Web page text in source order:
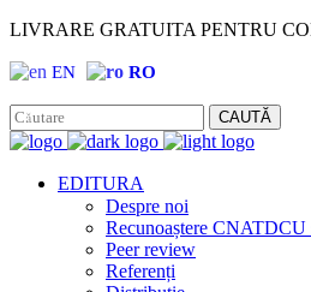
LIVRARE GRATUITA PENTRU
EN RO
CAUTĂ
EDITURA
Despre noi
Recunoaștere
Peer review
Referenți